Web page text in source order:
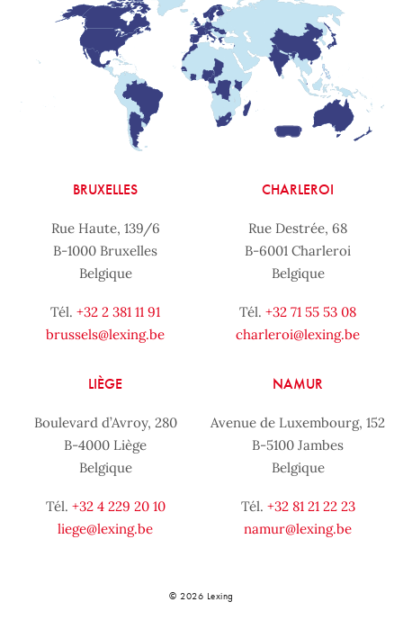
BRUXELLES
Rue Haute, 139/6
B-1000 Bruxelles
Belgique
Tél. +32 2 381 11 91
brussels@lexing.be
CHARLEROI
Rue Destrée, 68
B-6001 Charleroi
Belgique
Tél. +32 71 55 53 08
charleroi@lexing.be
LIÈGE
Boulevard d’Avroy, 280
B-4000 Liège
Belgique
Tél. +32 4 229 20 10
liege@lexing.be
NAMUR
Avenue de Luxembourg, 152
B-5100 Jambes
Belgique
Tél. +32 81 21 22 23
namur@lexing.be
© 2026 Lexing